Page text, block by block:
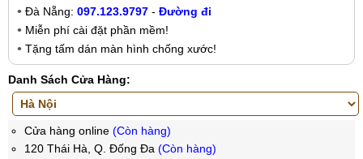
Đà Nẵng: 097.123.9797 - Đường đi
Miễn phí cài đặt phần mềm!
Tặng tấm dán màn hình chống xước!
Danh Sách Cửa Hàng:
Cửa hàng online (Còn hàng)
120 Thái Hà, Q. Đống Đa (Còn hàng)